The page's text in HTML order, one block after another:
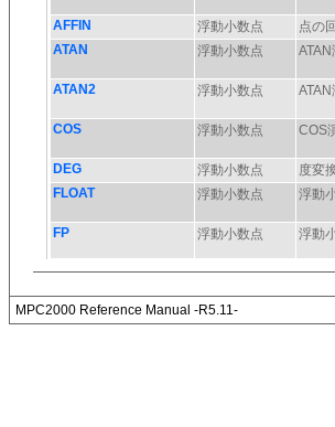
MPC2000 Reference Manual -R5.11-